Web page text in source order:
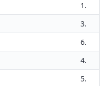
1.
3.
6.
4.
5.